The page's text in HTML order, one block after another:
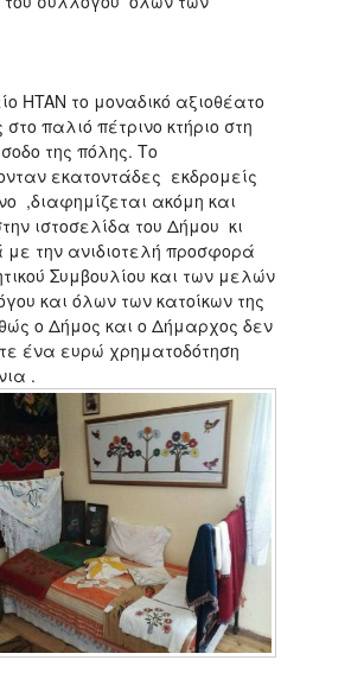
HTAN το μοναδικό αξιοθέατο
στο παλιό πέτρινο κτήριο στη
της πόλης. Το
εκατοντάδες εκδρομείς
,διαφημίζεται ακόμη και
ιστοσελίδα του Δήμου κι
την ανιδιοτελή προσφορά
Συμβουλίου και των μελών
και όλων των κατοίκων της
ο Δήμος και ο Δήμαρχος δεν
ένα ευρώ χρηματοδότηση
.